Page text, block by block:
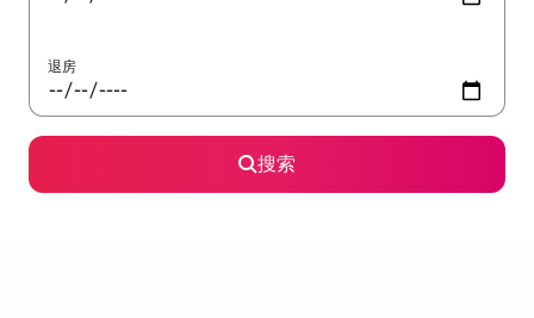
退房
搜索